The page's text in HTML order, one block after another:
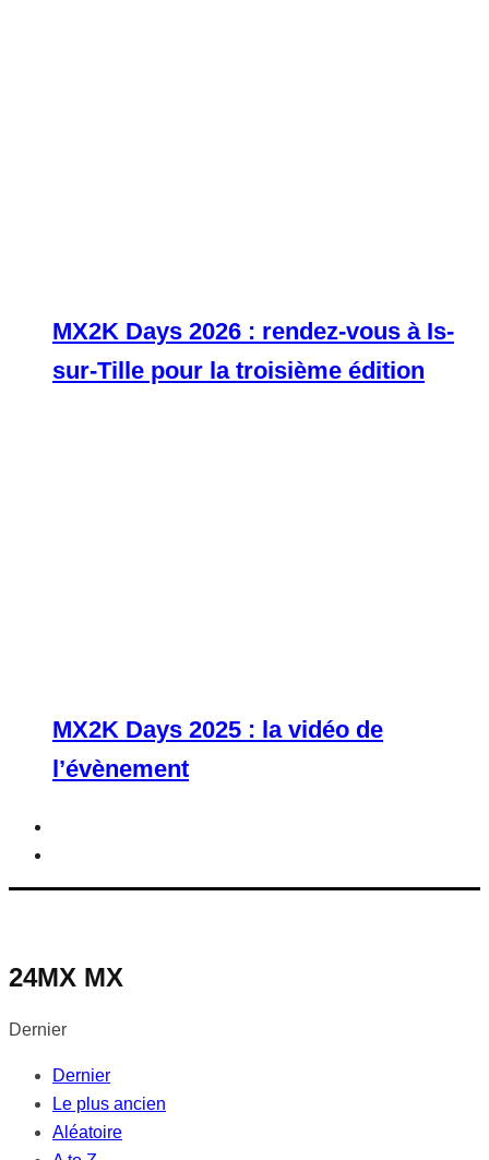
MX2K Days 2026 : rendez-vous à Is-
sur-Tille pour la troisième édition
MX2K Days 2025 : la vidéo de
l’évènement
24MX MX
Dernier
Dernier
Le plus ancien
Aléatoire